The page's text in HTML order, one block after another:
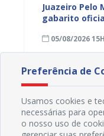
Juazeiro Pelo
gabarito
05/08/2026
Preferência de
Usamos cookies e
necessárias para
o nosso uso de